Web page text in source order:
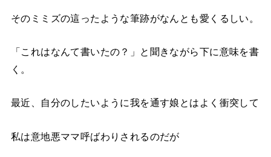
そのミミズの這ったような筆跡がなんとも愛くるしい。
「これはなんて書いたの？」と聞きながら下に意味を書
く。
最近、自分のしたいように我を通す娘とはよく衝突して
私は意地悪ママ呼ばわりされるのだが